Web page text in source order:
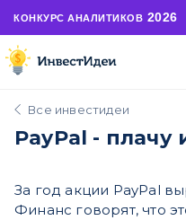
КОНКУРС АНАЛИТИКОВ 2026
Все инвестидеи
PayPal - плачу
За год акции PayPal
Финанс говорят, что